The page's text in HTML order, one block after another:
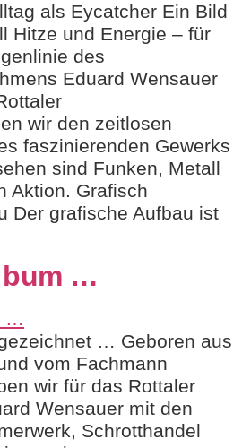
als Eycatcher Ein Bild
Hitze und Energie – für
des
Eduard Wensauer
wir den zeitlosen
faszinierenden Gewerks
sind Funken, Metall
Aktion. Grafisch
Der grafische Aufbau ist
bum …
… Geboren aus
vom Fachmann
wir für das Rottaler
Wensauer mit den
Schrotthandel